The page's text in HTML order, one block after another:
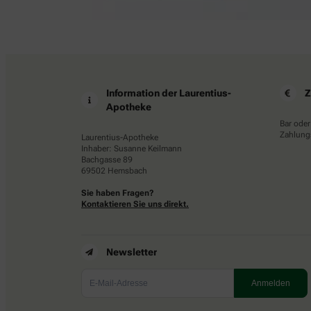
Information der Laurentius-
Apotheke
Laurentius-Apotheke
Inhaber: Susanne Keilmann
Bachgasse 89
69502 Hemsbach
Sie haben Fragen?
Kontaktieren Sie uns direkt.
Bar
Newsletter